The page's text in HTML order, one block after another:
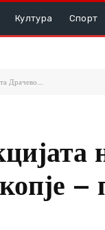
Култура Спорт
Словачка,
Драчево...
–